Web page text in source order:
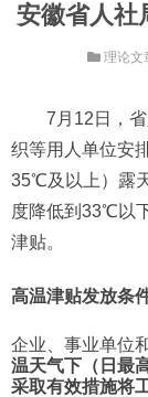
安徽省人社
理论文
7月12日，
织等用人单位安
35℃及以上）露
度降低到33℃以
津贴。
高温津贴发放条
企业、事业单位
温天气下（日最
采取有效措施将